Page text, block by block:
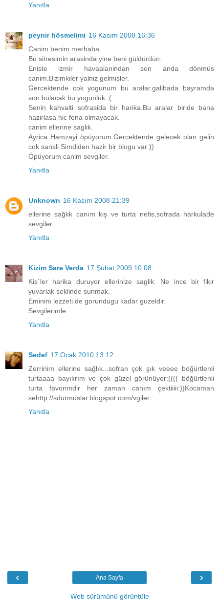
Yanıtla
peynir hösmelimi 16 Kasım 2008 16:36
Canim benim merhaba.
Bu sitresimin arasinda yine beni güldürdün.
Eniste izmir havaalanindan son anda dönmüs
canim.Bizimkiler yalniz gelmisler.
Gercektende cok yogunum bu aralar.galibada bayramda
son bulacak bu yogunluk.:(
Senin kahvalti sofrasida bir harika.Bu aralar biride bana
hazirlasa hic fena olmayacak.
canim ellerine saglik.
Ayrica Hamzayi öpüyorum.Gercektende gelecek olan gelin
cok sansli.Simdiden hazir bir blogu var:))
Öpüyorum canim sevgiler.
Yanıtla
Unknown 16 Kasım 2008 21:39
ellerine sağlık canım kiş ve turta nefis,sofrada harkulade
sevgiler
Yanıtla
Kizim Sare Verda 17 Şubat 2009 10:08
Kis`ler harika duruyor ellerinize saglik. Ne ince bir fikir
yuvarlak seklinde sunmak.
Eminim lezzeti de gorundugu kadar guzeldir.
Sevgilerimle..
Yanıtla
Sedef 17 Ocak 2010 13:12
Zerrinim ellerine sağlık...sofran çok şık veeee böğürtlenli
turtaaaa bayılırım ve çok güzel görünüyor:(((( böğürtlenli
turta favorimdir her zaman canım çektiiiii:))Kocaman
sehttp://sdurmuslar.blogspot.com/vgiler...
Yanıtla
‹ ›
Ana Sayfa
Web sürümünü görüntüle